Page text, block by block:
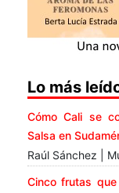
Lo más
Cómo Cali se
Salsa en
Raúl Sánchez |
Cinco frutas